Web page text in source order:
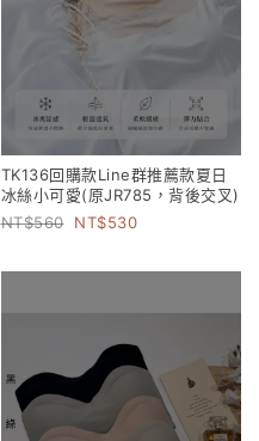
TK136回購款Line群推薦款夏日
冰絲小可愛(原JR785，背後交叉)
560
530